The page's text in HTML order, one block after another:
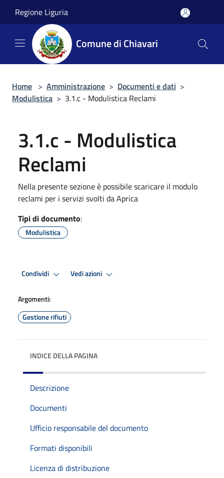
Regione Liguria
Comune di Chiavari
Home > Amministrazione > Documenti e dati >
Modulistica > 3.1.c - Modulistica Reclami
3.1.c - Modulistica
Reclami
Nella presente sezione è possibile scaricare il modulo
reclami per i servizi svolti da Aprica
Tipi di documento:
Modulistica
Condividi Vedi azioni
Argomenti:
Gestione rifiuti
INDICE DELLA PAGINA
Descrizione
Documenti
Ufficio responsabile del documento
Formati disponibili
Licenza di distribuzione